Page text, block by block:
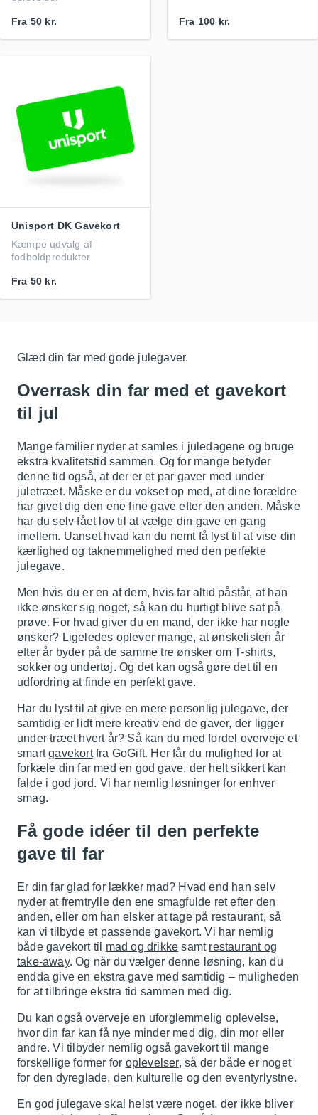
Fra 50 kr. Fra 100 kr.
Unisport DK Gavekort
Kæmpe udvalg af
fodboldprodukter
Fra 50 kr.
Glæd din far med gode julegaver.
Overrask din far med et gavekort
til jul
Mange familier nyder at samles i juledagene og bruge
ekstra kvalitetstid sammen. Og for mange betyder
denne tid også, at der er et par gaver med under
juletræet. Måske er du vokset op med, at dine forældre
har givet dig den ene fine gave efter den anden. Måske
har du selv fået lov til at vælge din gave en gang
imellem. Uanset hvad kan du nemt få lyst til at vise din
kærlighed og taknemmelighed med den perfekte
julegave.
Men hvis du er en af dem, hvis far altid påstår, at han
ikke ønsker sig noget, så kan du hurtigt blive sat på
prøve. For hvad giver du en mand, der ikke har nogle
ønsker? Ligeledes oplever mange, at ønskelisten år
efter år byder på de samme tre ønsker om T-shirts,
sokker og undertøj. Og det kan også gøre det til en
udfordring at finde en perfekt gave.
Har du lyst til at give en mere personlig julegave, der
samtidig er lidt mere kreativ end de gaver, der ligger
under træet hvert år? Så kan du med fordel overveje et
smartgavekortfra GoGift. Her får du mulighed for at
forkæle din far med en god gave, der helt sikkert kan
falde i god jord. Vi har nemlig løsninger for enhver
smag.
Få gode idéer til den perfekte
gave til far
Er din far glad for lækker mad? Hvad end han selv
nyder at fremtrylle den ene smagfulde ret efter den
anden, eller om han elsker at tage på restaurant, så
kan vi tilbyde et passende gavekort. Vi har nemlig
både gavekort til mad og drikke samt restaurant og
take-away. Og når du vælger denne løsning, kan du
endda give en ekstra gave med samtidig – muligheden
for at tilbringe ekstra tid sammen med dig.
Du kan også overveje en uforglemmelig oplevelse,
hvor din far kan få nye minder med dig, din mor eller
andre. Vi tilbyder nemlig også gavekort til mange
forskellige former for oplevelser, så der både er noget
for den dyreglade, den kulturelle og den eventyrlystne.
En god julegave skal helst være noget, der ikke bliver